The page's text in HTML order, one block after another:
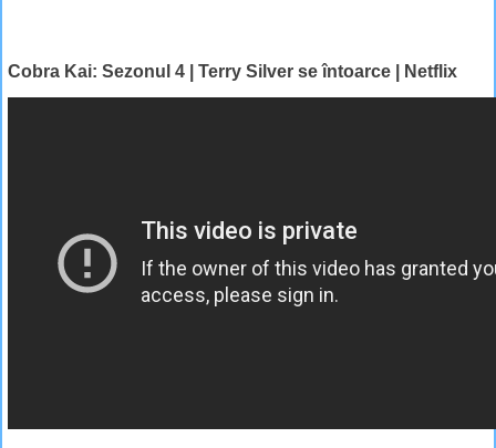
Cobra Kai: Sezonul 4 | Terry Silver se întoarce | Netflix